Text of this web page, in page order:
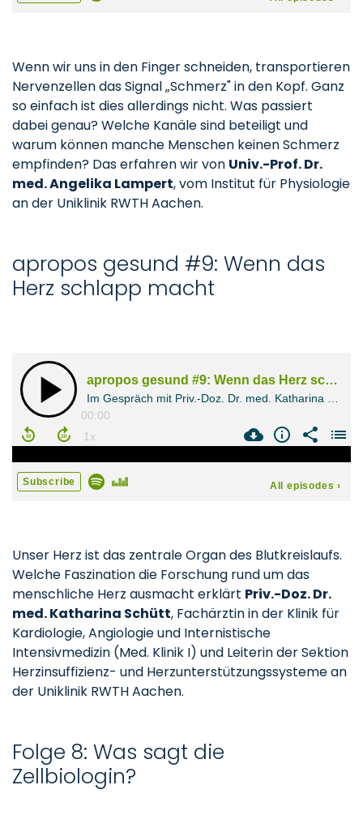
Wenn wir uns in den Finger schneiden, transportieren
Nervenzellen das Signal „Schmerz" in den Kopf. Ganz
so einfach ist dies allerdings nicht. Was passiert
dabei genau? Welche Kanäle sind beteiligt und
warum können manche Menschen keinen Schmerz
empfinden? Das erfahren wir von Univ.-Prof. Dr.
med. Angelika Lampert, vom Institut für Physiologie
an der Uniklinik RWTH Aachen.
apropos gesund #9: Wenn das
Herz schlapp macht
Unser Herz ist das zentrale Organ des Blutkreislaufs.
Welche Faszination die Forschung rund um das
menschliche Herz ausmacht erklärt Priv.-Doz. Dr.
med. Katharina Schütt, Fachärztin in der Klinik für
Kardiologie, Angiologie und Internistische
Intensivmedizin (Med. Klinik I) und Leiterin der Sektion
Herzinsuffizienz- und Herzunterstützungssysteme an
der Uniklinik RWTH Aachen.
Folge 8: Was sagt die
Zellbiologin?